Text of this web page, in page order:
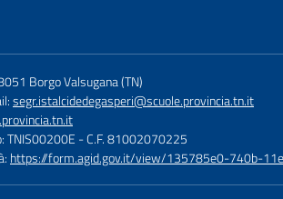
Borgo Valsugana (TN)
segr.istalcidedegasperi@scuole.provincia.tn.it
TNIS00200E - C.F. 81002070225
https://form.agid.gov.it/view/135785e0-740b-